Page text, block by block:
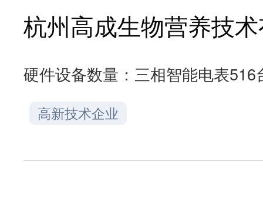
杭州高成生物营养技
硬件设备数量： 三相智能电表516
高新技术企业